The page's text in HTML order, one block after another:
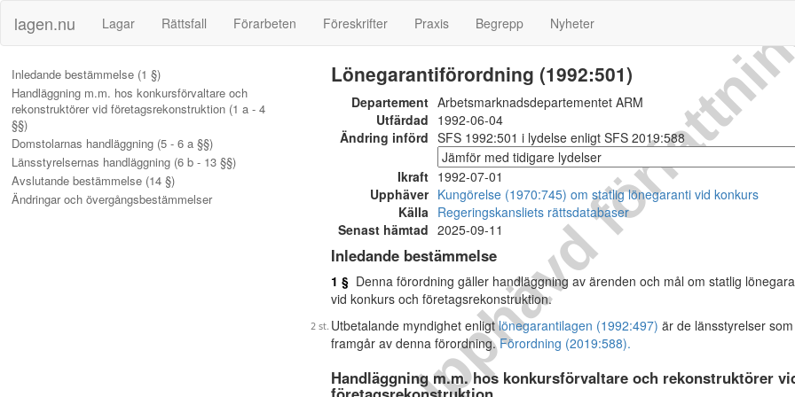
lagen.nu Lagar Rättsfall Förarbeten Föreskrifter Praxis Begrepp Nyheter
Inledande bestämmelse (1 §)
Handläggning m.m. hos konkursförvaltare och
rekonstruktörer vid företagsrekonstruktion (1 a - 4
§§)
Domstolarnas handläggning (5 - 6 a §§)
Länsstyrelsernas handläggning (6 b - 13 §§)
Avslutande bestämmelse (14 §)
Ändringar och övergångsbestämmelser
Upphävd
Lönegarantiförordning (1992:501)
Departement Arbetsmarknadsdepartementet ARM
Utfärdad 1992-06-04
Ändring införd SFS 1992:501 i lydelse enligt SFS 2019:588
Ikraft 1992-07-01
Upphäver Kungörelse (1970:745) om statlig lönegaranti vid konkurs
Källa Regeringskansliets rättsdatabaser
Senast hämtad 2025-09-11
Inledande bestämmelse
1 § Denna förordning gäller handläggning av ärenden och mål om statlig
vid konkurs och företagsrekonstruktion.
Utbetalande myndighet enligtlönegarantilagen (1992:497) är de länsstyrelser som
framgår av denna förordning.Förordning (2019:588).
Handläggning m.m. hos konkursförvaltare och rekonstruktörer